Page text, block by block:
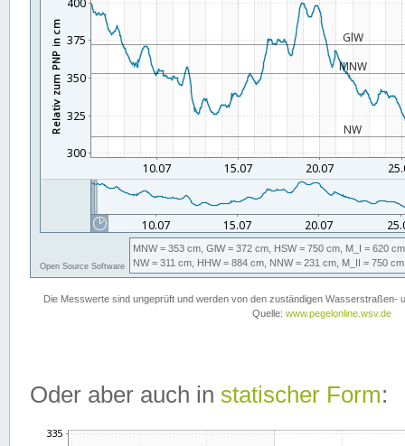
Oder aber auch in statischer Form: